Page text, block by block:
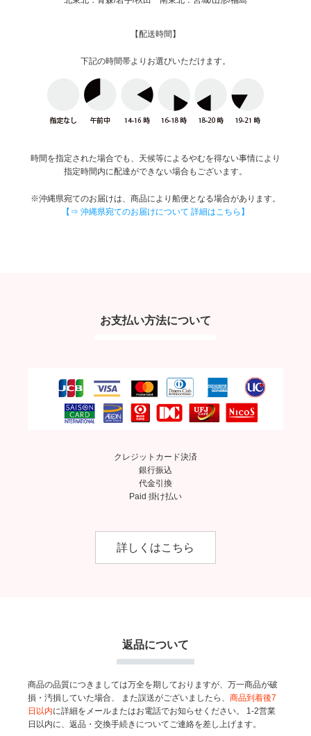
【配送時間】
下記の時間帯よりお選びいただけます。
時間を指定された場合でも、天候等によるやむを得ない事情により
指定時間内に配達ができない場合もございます。
※沖縄県宛てのお届けは、商品により船便となる場合があります。
【⇒ 沖縄県宛てのお届けについて 詳細はこちら】
お支払い方法について
クレジットカード決済
銀行振込
代金引換
Paid 掛け払い
詳しくはこちら
返品について
商品の品質につきましては万全を期しておりますが、万一商品が破
損・汚損していた場合、
また誤送がございましたら、商品到着後7
日以内に詳細をメールまたはお電話でお知らせください。
1-2営業
日以内に、返品・交換手続きについてご連絡を差し上げます。